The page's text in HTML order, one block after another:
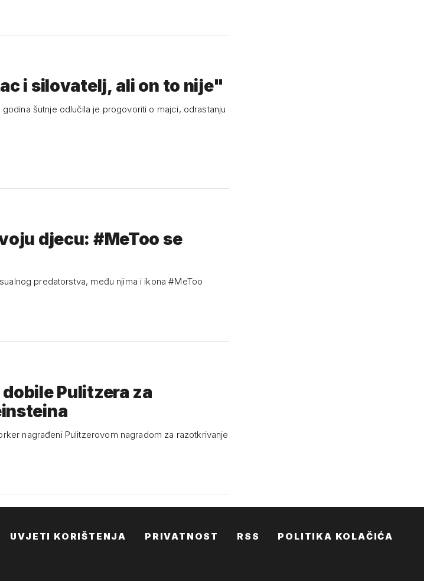
i silovatelj, ali on to nije"
šutnje odlučila je progovoriti o majci, odrastanju
djecu: #MeToo se
predatorstva, među njima i ikona #MeToo
Pulitzera za
nagrađeni Pulitzerovom nagradom za razotkrivanje
UVJETI KORIŠTENJA PRIVATNOST RSS POLITIKA KOLAČIĆA